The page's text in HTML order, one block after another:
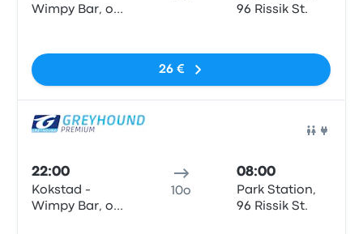
Wimpy Bar, off
96 Rissik St.
26 €
22:00
Kokstad -
Wimpy Bar, off
10o
08:00
Park Station,
96 Rissik St.